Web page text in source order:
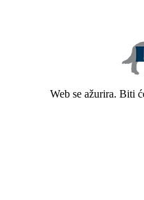
Web se ažurira. Biti